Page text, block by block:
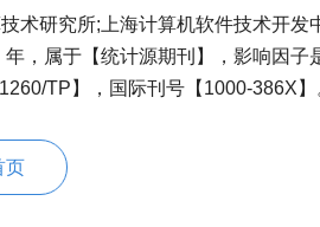
术研究所;上海计算机软件技术开发
，属于【统计源期刊】，影响因子
TP】，国际刊号【1000-386X】
页